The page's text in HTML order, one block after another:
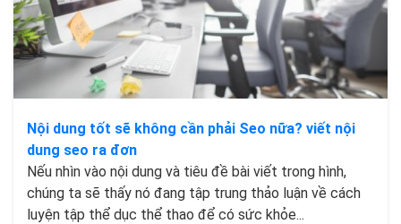
Nội dung tốt sẽ không cần phải Seo nữa? viết nội
dung seo ra đơn
Nếu nhìn vào nội dung và tiêu đề bài viết trong hình,
chúng ta sẽ thấy nó đang tập trung thảo luận về cách
luyện tập thể dục thể thao để có sức khỏe...